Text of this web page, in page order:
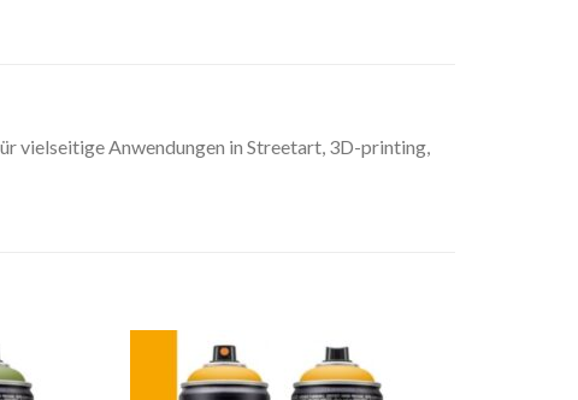
vielseitige Anwendungen in Streetart, 3D-printing,